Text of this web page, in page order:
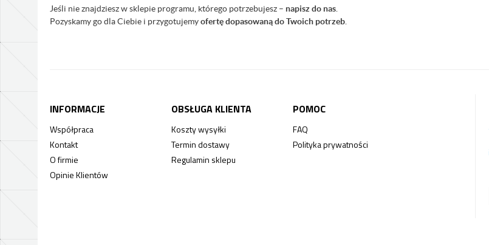
Jeśli nie znajdziesz w sklepie programu, którego potrzebujesz – napisz do nas
Pozyskamy go dla Ciebie i przygotujemyofertę dopasowaną do Twoich potrzeb
INFORMACJE
Współpraca
Kontakt
O firmie
Opinie Klientów
OBSŁUGA KLIENTA
Koszty wysyłki
Termin dostawy
Regulamin sklepu
POMOC
FAQ
Polityka prywatności